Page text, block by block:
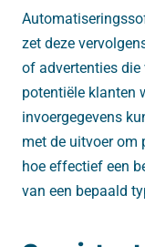
zet deze
of advertenties die
potentiële klanten
invoergegevens
met de uitvoer om
hoe effectief een
van een bepaald